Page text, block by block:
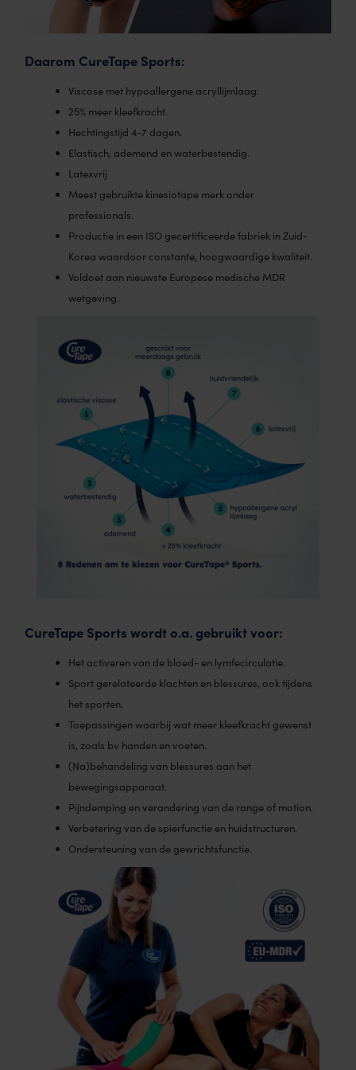
Daarom CureTape Sports:
Viscose met hypoallergene acryllijmlaag.
25% meer kleefkracht.
Hechtingstijd 4-7 dagen.
Elastisch, ademend en waterbestendig.
Latexvrij
Meest gebruikte kinesiotape merk onder
professionals.
Productie in een ISO gecertificeerde fabriek in Zuid-
Korea waardoor constante, hoogwaardige kwaliteit.
Voldoet aan nieuwste Europese medische MDR
wetgeving.
CureTape Sports wordt o.a. gebruikt voor:
Het activeren van de bloed- en lymfecirculatie.
Sport gerelateerde klachten en blessures, ook tijdens
het sporten.
Toepassingen waarbij wat meer kleefkracht gewenst
is, zoals bv handen en voeten.
(Na)behandeling van blessures aan het
bewegingsapparaat.
Pijndemping en verandering van de range of motion.
Verbetering van de spierfunctie en huidstructuren.
Ondersteuning van de gewrichtsfunctie.